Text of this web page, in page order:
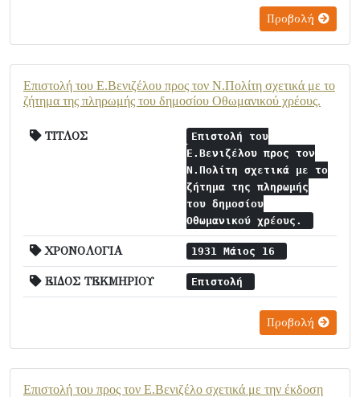
Προβολή
Επιστολή του Ε.Βενιζέλου προς τον Ν.Πολίτη σχετικά με το
ζήτημα της πληρωμής του δημοσίου Οθωμανικού χρέους.
ΤΙΤΛΟΣ
Επιστολή του
Ε.Βενιζέλου προς τον
Ν.Πολίτη σχετικά με το
ζήτημα της πληρωμής
του δημοσίου
Οθωμανικού χρέους.
ΧΡΟΝΟΛΟΓΙΑ 1931 Μάιος 16
ΕΙΔΟΣ ΤΕΚΜΗΡΙΟΥ Επιστολή
Προβολή
Επιστολή του προς τον Ε.Βενιζέλο σχετικά με την έκδοση